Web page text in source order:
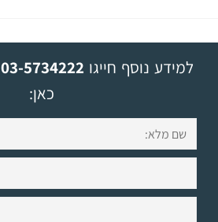
למידע נוסף חייגו 03-5734222
כאן: